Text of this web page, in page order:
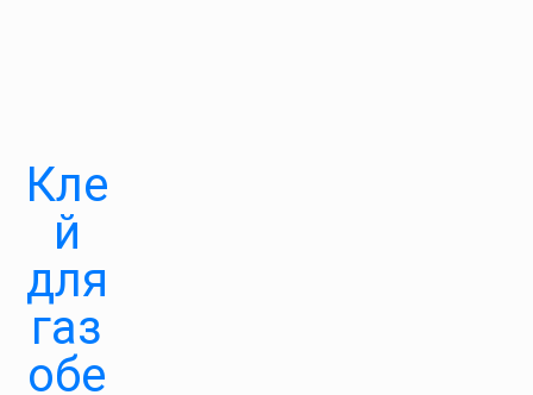
Кле
й
для
газ
обе